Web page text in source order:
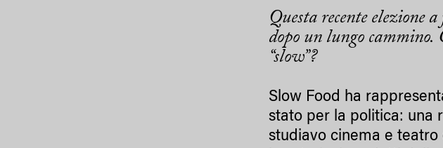
Questa recente elezione
dopo un lungo cammino.
“slow”?
Slow Food ha
stato per la politica: una
studiavo cinema e teatro